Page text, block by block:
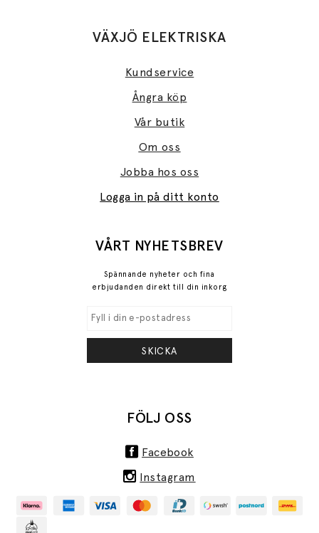
VÄXJÖ ELEKTRISKA
Kundservice
Ångra köp
Vår butik
Om oss
Jobba hos oss
Logga in på ditt konto
VÅRT NYHETSBREV
Spännande nyheter och fina
erbjudanden direkt till din inkorg
SKICKA
FÖLJ OSS
Facebook
Instagram